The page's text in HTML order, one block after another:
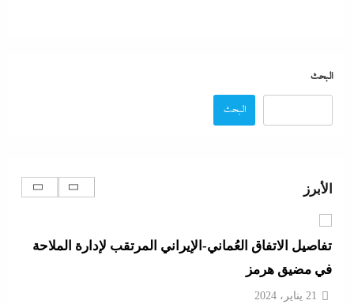
البحث
البحث
الأبرز
21 يناير، 2024
مدبولي:”مخزون مصر يكفي سنة كاملة”..وارتفاع قياسي
تفاصيل الاتفاق العُماني-الإيراني المرتقب لإدارة الملاحة
في مضيق هرمز
21 يناير، 2024